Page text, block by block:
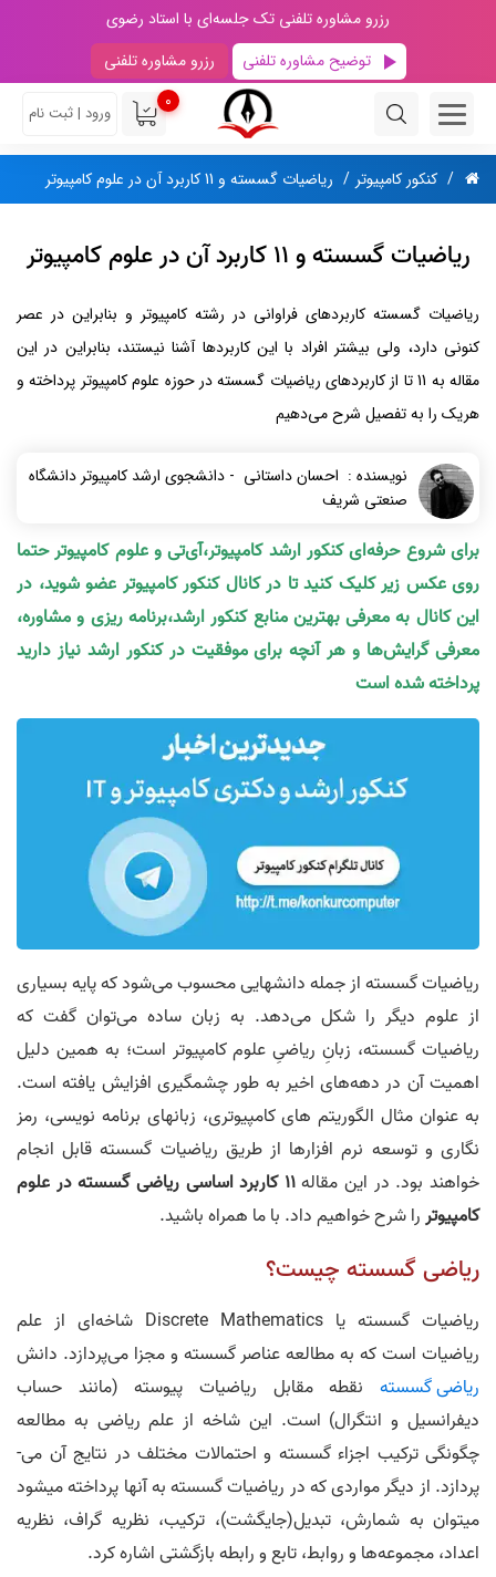
رزرو مشاوره تلفنی تک جلسه‌ای با استاد رضوی
توضیح مشاوره تلفنی
رزرو مشاوره تلفنی
0
ورود | ثبت نام
کنکور کامپیوتر ریاضیات گسسته و 11 کاربرد آن در علوم کامپیوتر
ریاضیات گسسته و 11 کاربرد آن در علوم کامپیوتر
ریاضیات گسسته کاربردهای فراوانی در رشته کامپیوتر و بنابراین در عصر
کنونی دارد، ولی بیشتر افراد با این کاربردها آشنا نیستند، بنابراین در این
مقاله به 11 تا از کاربردهای ریاضیات گسسته در حوزه علوم کامپیوتر پرداخته و
هریک را به تفصیل شرح می‌دهیم
نویسنده : احسان داستانی - دانشجوی ارشد کامپیوتر دانشگاه
صنعتی شریف
برای شروع حرفه‌ای کنکور ارشد کامپیوتر،آی‌تی و علوم کامپیوتر حتما
روی عکس زیر کلیک کنید تا در کانال کنکور کامپیوتر عضو شوید، در
این کانال به معرفی بهترین منابع کنکور ارشد،برنامه ریزی و مشاوره،
معرفی گرایش‌ها و هر آنچه برای موفقیت در کنکور ارشد نیاز دارید
پرداخته شده است
ریاضیات گسسته از جمله دانش­هایی محسوب می‌شود که پایه بسیاری
از علوم دیگر را شکل می‌دهد. به زبان ساده می‌توان گفت که
ریاضیات گسسته، زبانِ ریاضیِ علوم کامپیوتر است؛ به همین دلیل
اهمیت آن در دهه‌های اخیر به طور چشمگیری افزایش یافته است.
به عنوان مثال الگوریتم­ های کامپیوتری، زبان­های برنامه نویسی، رمز
نگاری و توسعه نرم افزارها از طریق ریاضیات گسسته قابل انجام
خواهند بود. در این مقاله 11 کاربرد اساسی ریاضی گسسته در علوم
کامپیوتررا شرح خواهیم داد. با ما همراه باشید.
ریاضی گسسته چیست؟
ریاضیات گسسته یا Discrete Mathematics شاخه­‌ای از علم
ریاضیات است که به مطالعه عناصر گسسته و مجزا می­‌پردازد. دانش
ریاضی گسسته نقطه مقابل ریاضیات پیوسته (مانند حساب
دیفرانسیل و انتگرال) است. اين شاخه از علم رياضی به مطالعه
چگونگی ترکیب اجزاء گسسته و احتمالات مختلف در نتایج آن می‌­
پردازد. از دیگر مواردی که در ریاضیات گسسته به آنها پرداخته می­شود
می­توان به شمارش، تبدیل(جایگشت)، ترکیب، نظریه گراف، نظریه
اعداد، مجموعه‌ها و روابط، تابع و رابطه بازگشتی اشاره کرد.